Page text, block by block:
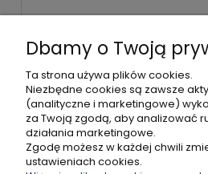
POMOC
MOJE
Dbamy o Twoją
Ta strona używa plików cookies.
Niezbędne cookies są zawsze
(analityczne i marketingowe)
za Twoją zgodą, aby analizować
działania marketingowe.
Zgodę możesz w każdej chwili
ustawieniach cookies.